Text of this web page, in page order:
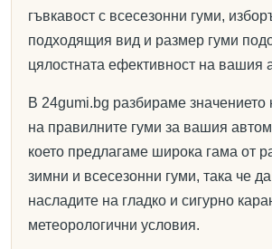
гъвкавост с всесезонни гуми,
подходящия вид и размер гуми
цялостната ефективност на вашия
В 24gumi.bg разбираме значението
на правилните гуми за вашия
което предлагаме широка гама от
зимни и всесезонни гуми, така че
насладите на гладко и сигурно
метеорологични условия.